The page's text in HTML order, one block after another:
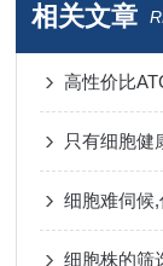
相关文章
只有细胞健
细胞难伺候
细胞株的筛